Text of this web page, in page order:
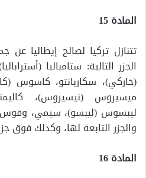
المادة 15
تتنازل تركيا لصالح إيطاليا
الجزر التالية: ستامباليا
(خاركي)، سكاربانتو، كاسوس
ميسيروس (نيسيروس)،
ليبسوس (ليبسو)، سيمي، وقوس،
والجزر التابعة لها، وكذلك فوق
المادة 16